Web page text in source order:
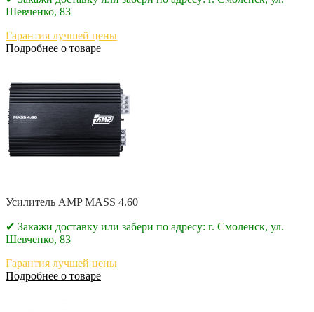
Шевченко, 83
Гарантия лучшей цены
Подробнее о товаре
Усилитель AMP MASS 4.60
✔ Закажи доставку или забери по адресу: г. Смоленск, ул.
Шевченко, 83
Гарантия лучшей цены
Подробнее о товаре